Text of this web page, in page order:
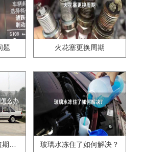
题 火花塞更换周期
玻璃水冻住了如何解决？